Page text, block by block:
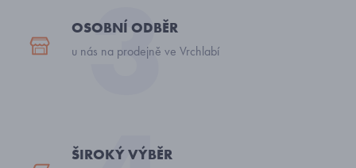
OSOBNÍ ODBĚR
u nás na prodejně ve Vrchlabí
ŠIROKÝ VÝBĚR